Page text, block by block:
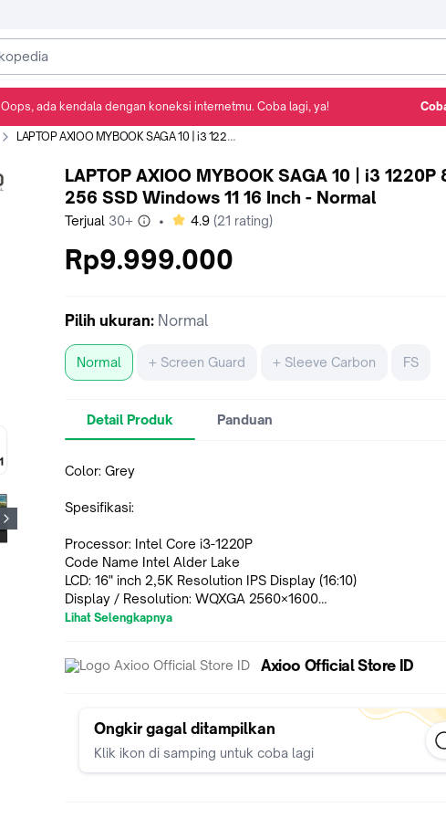
LAPTOP AXIOO MYBOOK SAGA 10 | i3 1220P 8GB 256 SSD Windows 11 16 Inch - Normal
LAPTOP AXIOO MYBOOK SAGA 10 | i3 1220P
256 SSD Windows 11 16 Inch - Normal
Terjual 30+ • bintang
4.9 (21 rating)
Rp9.999.000
Pilih ukuran: Normal
Normal + Screen Guard + Sleeve Carbon FS
Detail Produk Panduan
Color: Grey
Spesifikasi:
Processor: Intel Core i3-1220P
Code Name Intel Alder Lake
LCD: 16" inch 2,5K Resolution IPS Display (16:10)
Display / Resolution: WQXGA 2560×1600
Storage 256 GB 2280 M.2 NVMe Up to PCIe Gen. 4 x4, Up to
Camera Front 2.0MP with Digital Mic and Camera Privacy
Sound System HD Audio
Built-in Microphone
Lihat Selengkapnya
Axioo Official Store ID
Ongkir gagal ditampilkan
Klik ikon di samping untuk coba lagi
Oops, ada kendala dengan koneksi internetmu. Coba lagi, ya!